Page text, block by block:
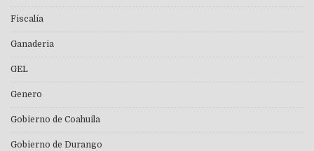
Fiscalía
Ganaderia
GEL
Genero
Gobierno de Coahuila
Gobierno de Durango